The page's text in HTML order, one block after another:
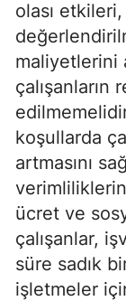
olası
maliyetlerini
çalışanların
koşullarda
artmasını
ücret ve
çalışanlar,
süre sadık
işletmeler